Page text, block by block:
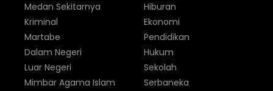
Medan Sekitarnya
Kriminal
Martabe
Dalam Negeri
Luar Negeri
Hiburan
Ekonomi
Pendidikan
Hukum
Sekolah
Mimbar Agama Islam
Serbaneka